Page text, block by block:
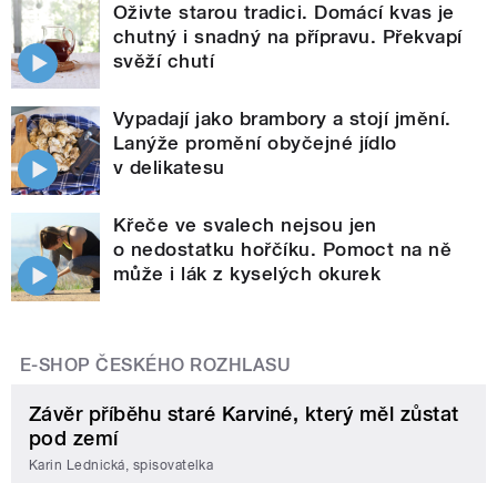
Oživte starou tradici. Domácí kvas je
chutný i snadný na přípravu. Překvapí
svěží chutí
Vypadají jako brambory a stojí jmění.
Lanýže promění obyčejné jídlo
v delikatesu
Křeče ve svalech nejsou jen
o nedostatku hořčíku. Pomoct na ně
může i lák z kyselých okurek
E-SHOP ČESKÉHO ROZHLASU
Závěr příběhu staré Karviné, který měl zůstat
pod zemí
Karin Lednická, spisovatelka